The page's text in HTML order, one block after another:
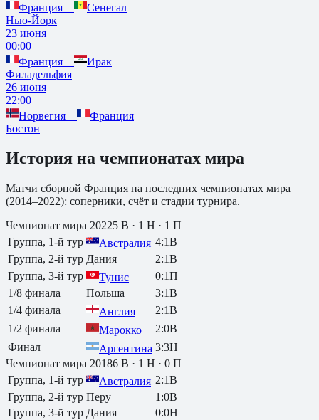
Франция—
Сенегал
Нью-Йорк
23 июня
00:00
Франция—
Ирак
Филадельфия
26 июня
22:00
Норвегия—
Франция
Бостон
История на чемпионатах мира
Матчи сборной Франция на последних чемпионатах мира
(2014–2022): соперники, счёт и стадии турнира.
Чемпионат мира 20225 В · 1 Н · 1 П
Группа, 1-й тур
Австралия 4:1В
Группа, 2-й тур Дания 2:1В
Группа, 3-й тур
Тунис 0:1П
1/8 финала
Польша 3:1В
1/4 финала
Англия 2:1В
1/2 финала
Марокко 2:0В
Финал
Аргентина 3:3Н
Чемпионат мира 20186 В · 1 Н · 0 П
Группа, 1-й тур
Австралия 2:1В
Группа, 2-й тур Перу 1 :0В
Группа, 3-й тур Дания 0:0Н